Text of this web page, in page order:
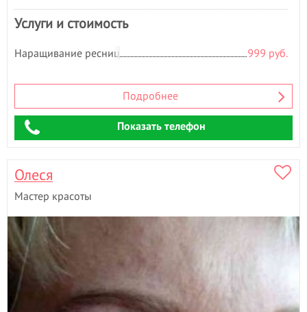
Услуги и стоимость
Наращивание ресниц 999 руб.
Подробнее
Показать телефон
Олеся
Мастер красоты